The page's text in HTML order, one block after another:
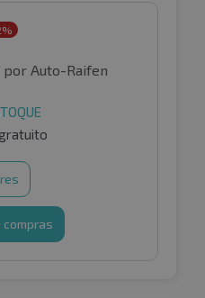
por Auto-Raifen
compras